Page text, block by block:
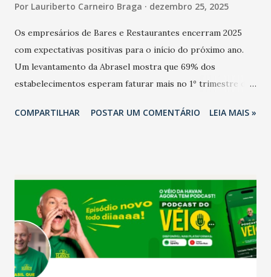
Por Lauriberto Carneiro Braga dezembro 25, 2025
Os empresários de Bares e Restaurantes encerram 2025
com expectativas positivas para o início do próximo ano.
Um levantamento da Abrasel mostra que 69% dos
estabelecimentos esperam faturar mais no 1º trimestre de
relação ao último trimestre deste ano, 56% também
confraternizações de fim de ano e pelo pagamento do 13º
Salário para um número maior de trabalhadores, já que o
país tem a menor taxa de desemprego dos anos recentes.
Ainda segundo a Pesquisa, em novembro de 2025, 40% dos
bares e restaurantes operaram com lucro e outros 40%
registraram equilíbrio financeiro. Já o percentual de
COMPARTILHAR POSTAR UM COMENTÁRIO LEIA MAIS »